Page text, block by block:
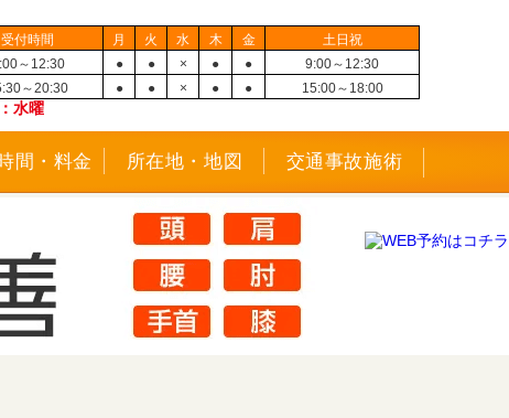
受付時間 月 火 水 木 金
土日祝
～12:30
● ● × ● ●
9:00～12:30
～20:30
● ● × ● ● 15:00～18:00
水曜
間・料金 所在地・地図 交通事故施術